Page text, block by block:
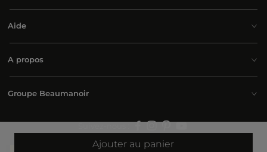
Ajouter au panier
Aide
A propos
Groupe Beaumanoir